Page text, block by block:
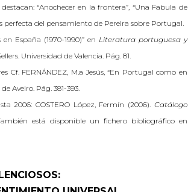
“Anochecer en la frontera”, “Una Fabula de
perfecta del pensamiento de Pereira sobre Portugal.
España (1970-1990)” en Literatura portuguesa y
Universidad de Valencia. Pág. 81.
Cf. FERNÁNDEZ, M.a Jesús, “En Portugal como en
Aveiro. Pág. 381-393.
COSTERO López, Fermín (2006). Catálogo
está disponible un fichero bibliográfico en